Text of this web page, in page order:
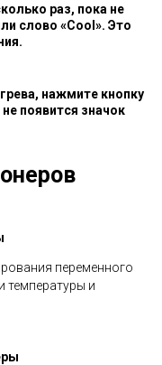
раз, пока не
слово «Cool». Это
нажмите кнопку
появится значок
переменного
температуры и